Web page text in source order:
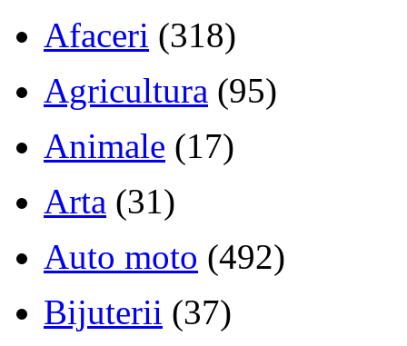
Afaceri (318)
Agricultura (95)
Animale (17)
Arta (31)
Auto moto (492)
Bijuterii (37)